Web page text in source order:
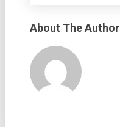
About The Author